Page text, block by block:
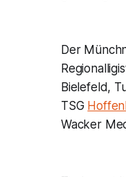
Der
Bielefeld,
TSG
Wacker